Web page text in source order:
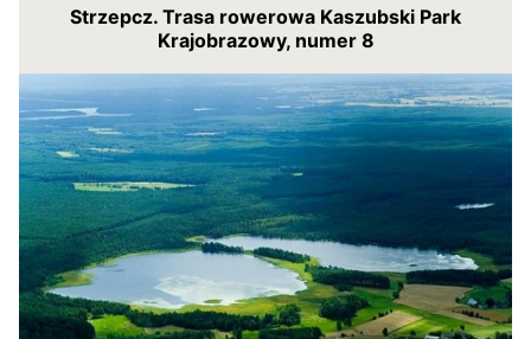
Strzepcz. Trasa rowerowa Kaszubski Park
Krajobrazowy, numer 8